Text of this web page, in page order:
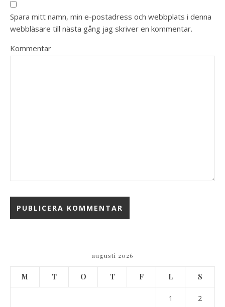
Spara mitt namn, min e-postadress och webbplats i denna
webbläsare till nästa gång jag skriver en kommentar.
Kommentar
augusti 2026
M T O T F L S
1 2